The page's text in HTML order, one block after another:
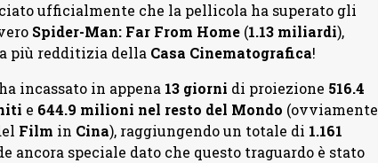
ufficialmente che la pellicola ha superato gli
Spider-Man: Far From Home(1.13 miliardi),
più redditizia della Casa Cinematografica!
incassato in appena 13 giorni di proiezione 516.4
e 644.9 milioni nel resto del Mondo (ovviamente
Film in Cina), raggiungendo un totale di 1.161
ancora speciale dato che questo traguardo è stato